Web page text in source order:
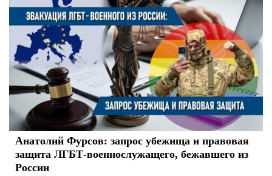
Анатолий Фурсов: запрос убежища и правовая
защита ЛГБТ-военнослужащего, бежавшего из
России